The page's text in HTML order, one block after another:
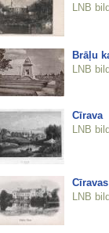
LNB
Brāļu
LNB
Cīrava
LNB
LNB